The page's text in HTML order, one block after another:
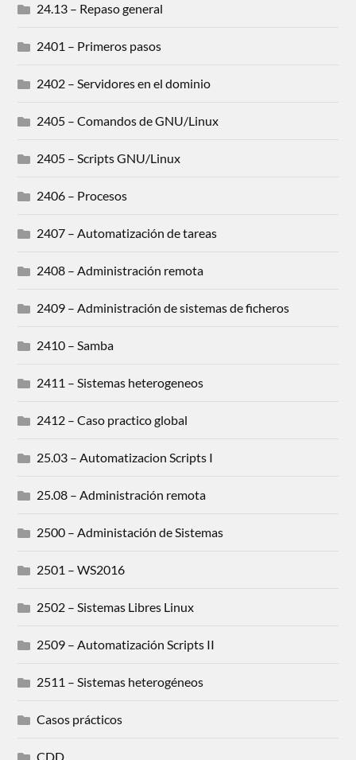
24.13 – Repaso general
2401 – Primeros pasos
2402 – Servidores en el dominio
2405 – Comandos de GNU/Linux
2405 – Scripts GNU/Linux
2406 – Procesos
2407 – Automatización de tareas
2408 – Administración remota
2409 – Administración de sistemas de ficheros
2410 – Samba
2411 – Sistemas heterogeneos
2412 – Caso practico global
25.03 – Automatizacion Scripts I
25.08 – Administración remota
2500 – Administación de Sistemas
2501 – WS2016
2502 – Sistemas Libres Linux
2509 – Automatización Scripts II
2511 – Sistemas heterogéneos
Casos prácticos
CDD